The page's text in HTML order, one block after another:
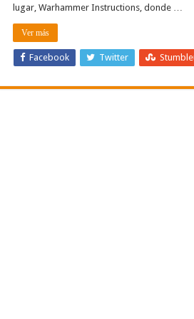
lugar, Warhammer Instructions, donde …
Ver más
Facebook Twitter